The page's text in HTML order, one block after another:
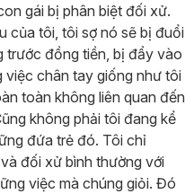
gái bị phân biệt đối xử.
của tôi, tôi sợ nó sẽ bị đuổi
trước đồng tiền, bị đẩy vào
việc chân tay giống như tôi
toàn không liên quan đến
không phải tôi đang kể
đứa trẻ đó. Tôi chỉ
đối xử bình thường với
việc mà chúng giỏi. Đó